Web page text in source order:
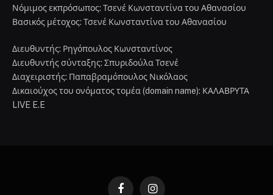
Νόμιμος εκπρόσωπος: Τσενέ Κωνσταντίνα του Αθανασίου
Βασικός μέτοχος: Τσενέ Κωνσταντίνα του Αθανασίου
Διευθυντής: Ρηγόπουλος Κωνσταντίνος
Διευθυντής σύνταξης: Σπυριδούλα Τσενέ
Διαχειριστής: Παπαβραμόπουλος Νικόλαος
Δικαιούχος του ονόματος τομέα (domain name): ΚΑΛΑΒΡΥΤΑ
LIVE E.E